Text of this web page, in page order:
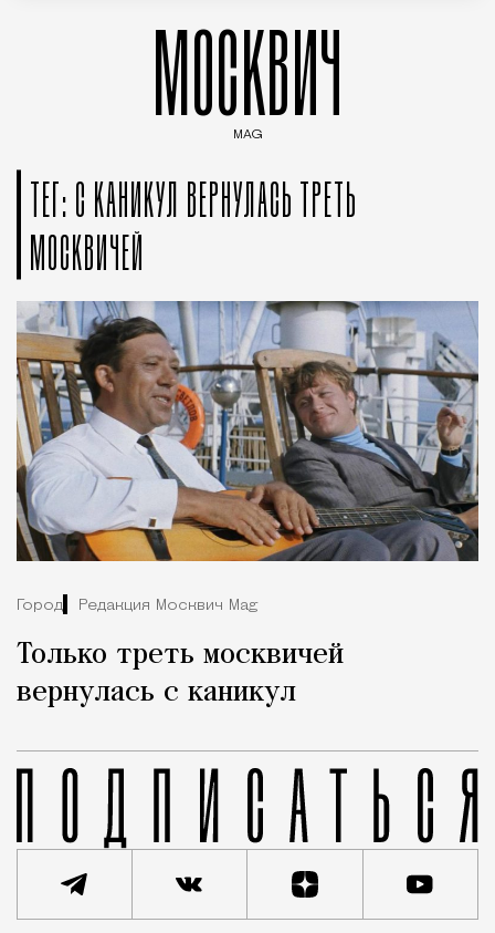
МОСКВИЧ
MAG
ТЕГ: С КАНИКУЛ ВЕРНУЛАСЬ ТРЕТЬ
МОСКВИЧЕЙ
Город Редакция Москвич Mag
Только треть москвичей
вернулась с каникул